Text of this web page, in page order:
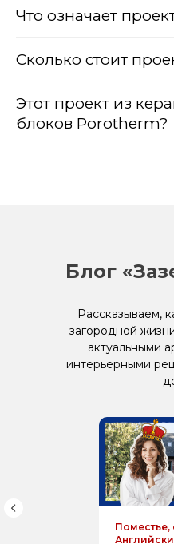
Что означает
Сколько стоит
Этот проект из
блоков Porotherm?
Блог
Рассказываем,
загородной
актуальными
интерьерными
Поместье,